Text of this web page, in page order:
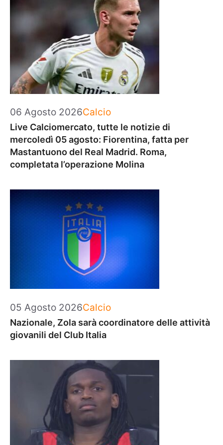
06 Agosto 2026Categorie
Calcio
Live Calciomercato, tutte le notizie di
mercoledì 05 agosto: Fiorentina, fatta per
Mastantuono del Real Madrid. Roma,
completata l’operazione Molina
05 Agosto 2026Categorie
Calcio
Nazionale, Zola sarà coordinatore delle attività
giovanili del Club Italia